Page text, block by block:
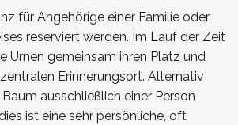
für Angehörige einer Familie oder
reserviert werden. Im Lauf der Zeit
Urnen gemeinsam ihren Platz und
Erinnerungsort. Alternativ
ausschließlich einer Person
ist eine sehr persönliche, oft